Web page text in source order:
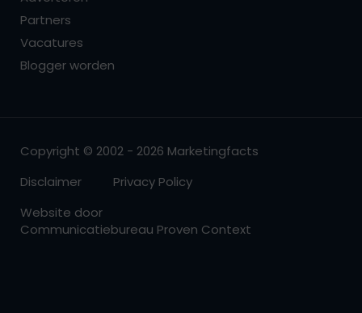
Partners
Vacatures
Blogger worden
Copyright © 2002 - 2026 Marketingfacts
Disclaimer
Privacy Policy
Website door
Communicatiebureau Proven Context